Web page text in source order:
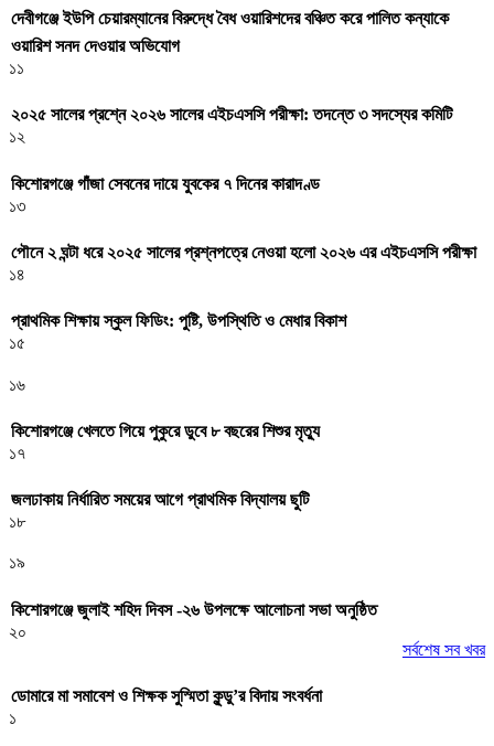
দেবীগঞ্জে ইউপি চেয়ারম্যানের বিরুদ্ধে বৈধ ওয়ারিশদের বঞ্চিত করে পালিত কন্যাকে
ওয়ারিশ সনদ দেওয়ার অভিযোগ
১১
২০২৫ সালের প্রশ্নে ২০২৬ সালের এইচএসসি পরীক্ষা: তদন্তে ৩ সদস্যের কমিটি
১২
কিশোরগঞ্জে গাঁজা সেবনের দায়ে যুবকের ৭ দিনের কারাদণ্ড
১৩
পৌনে ২ ঘন্টা ধরে ২০২৫ সালের প্রশ্নপত্রে নেওয়া হলো ২০২৬ এর এইচএসসি পরীক্ষা
১৪
প্রাথমিক শিক্ষায় স্কুল ফিডিং: পুষ্টি, উপস্থিতি ও মেধার বিকাশ
১৫
১৬
কিশোরগঞ্জে খেলতে গিয়ে পুকুরে ডুবে ৮ বছরের শিশুর মৃত্যু
১৭
জলঢাকায় নির্ধারিত সময়ের আগে প্রাথমিক বিদ্যালয় ছুটি
১৮
১৯
কিশোরগঞ্জে জুলাই শহিদ দিবস -২৬ উপলক্ষে আলোচনা সভা অনুষ্ঠিত
২০
সর্বশেষ সব খবর
ডোমারে মা সমাবেশ ও শিক্ষক সুস্মিতা কুন্ডু’র বিদায় সংবর্ধনা
১